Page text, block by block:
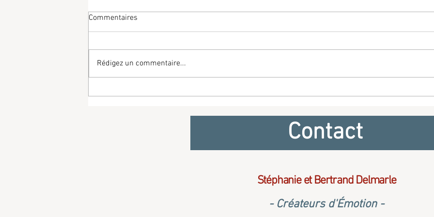
Commentaires
Rédigez un commentaire...
Contact
Stéphanie et Bertrand Delmarle
- Créateurs d'Émotion -